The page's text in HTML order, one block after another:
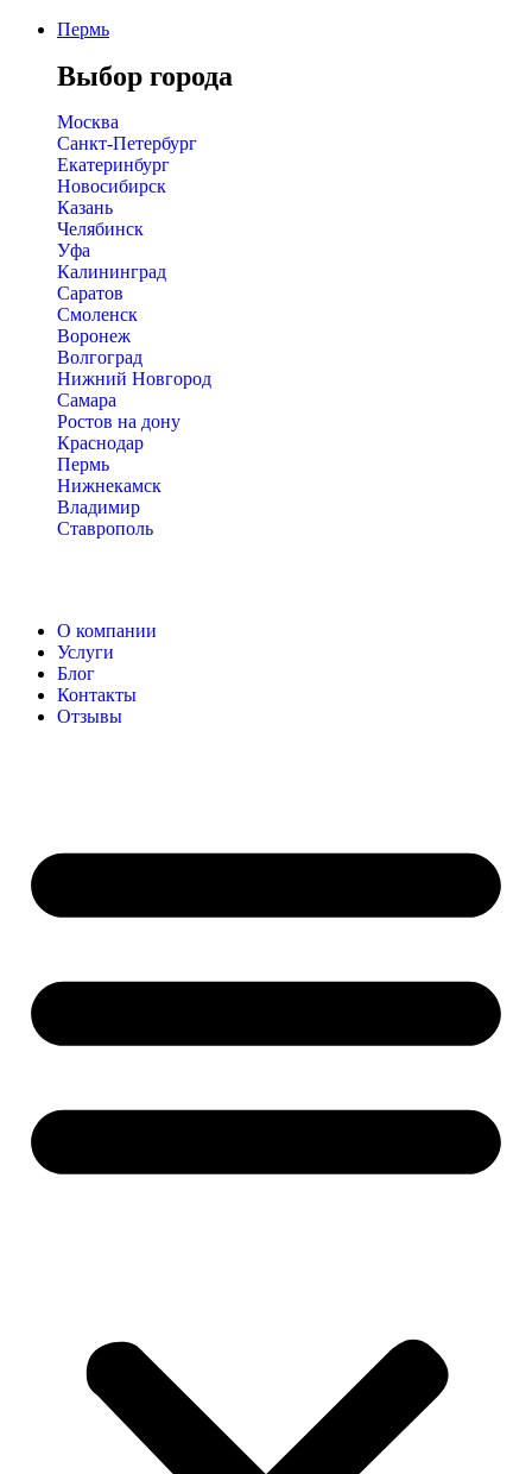
Пермь
Выбор города
Москва
Санкт-Петербург
Екатеринбург
Новосибирск
Казань
Челябинск
Уфа
Калининград
Саратов
Смоленск
Воронеж
Волгоград
Нижний Новгород
Самара
Ростов на дону
Краснодар
Пермь
Нижнекамск
Владимир
Ставрополь
О компании
Услуги
Блог
Контакты
Отзывы